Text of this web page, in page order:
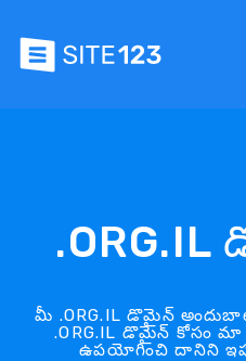
మీ .ORG.IL డొమైన్
.ORG.IL డొమైన్ కోసం మా
ఉపయోగించి దానిని